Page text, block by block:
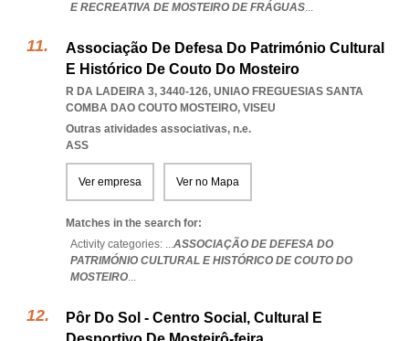
E RECREATIVA DE MOSTEIRO DE FRÁGUAS...
Associação De Defesa Do Património Cultural
E Histórico De Couto Do Mosteiro
R DA LADEIRA 3, 3440-126, UNIAO FREGUESIAS SANTA
COMBA DAO COUTO MOSTEIRO, VISEU
Outras atividades associativas, n.e.
ASS
Ver empresa Ver no Mapa
Matches in the search for:
Activity categories: ...ASSOCIAÇÃO DE DEFESA DO
PATRIMÓNIO CULTURAL E HISTÓRICO DE COUTO DO
MOSTEIRO...
Pôr Do Sol - Centro Social, Cultural E